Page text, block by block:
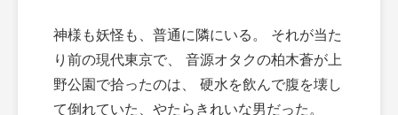
神様も妖怪も、普通に隣にいる。 それが当た
り前の現代東京で、 音源オタクの柏木蒼が上
野公園で拾ったのは、 硬水を飲んで腹を壊し
て倒れていた、やたらきれいな男だった。